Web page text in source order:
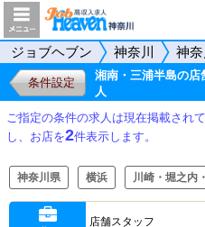
ジョブヘブン 神奈川 神
条件設定
湘南・三浦半島の店
人
ご指定の条件の求人は現在掲載され
し、お店を2件表示します。
神奈川県 横浜 川崎・堀之内
店舗スタッフ